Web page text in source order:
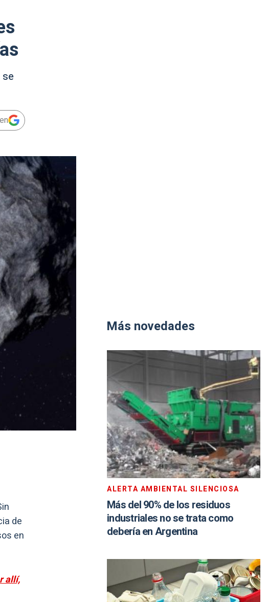
se
de
en
allí,
Más novedades
ALERTA AMBIENTAL SILENCIOSA
Más del 90% de los residuos
industriales no se trata como
debería en Argentina